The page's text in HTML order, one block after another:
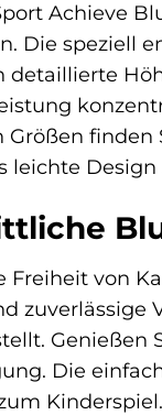
Achieve
Die speziell
detaillierte
Größen
leichte
Freiheit von
zuverlässige
Genießen
Die